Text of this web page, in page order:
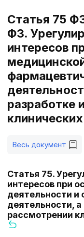
Статья 75
ФЗ.
интересов
разработке
Весь документ
Статья 75.
интересов при
деятельности и
деятельности, а
рассмотрении